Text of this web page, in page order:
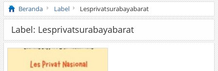
Pita Cantik Pesona
Beranda Label Lesprivatsurabayabarat
Label: Lesprivatsurabayabarat